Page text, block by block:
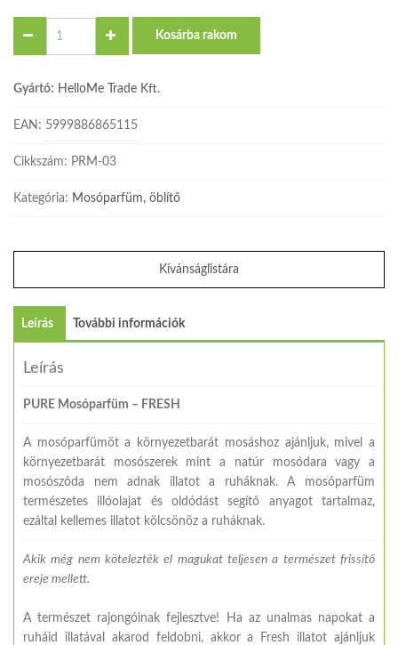
Kosárba rakom
Gyártó: HelloMe Trade Kft.
EAN: 5999886865115
Cikkszám: PRM-03
Kategória: Mosóparfüm, öblítő
Kívánságlistára
Leírás További információk
Leírás
PURE Mosóparfüm – FRESH
A mosóparfümöt a környezetbarát mosáshoz ajánljuk, mivel a
környezetbarát mosószerek mint a natúr mosódara vagy a
mosószóda nem adnak illatot a ruháknak. A mosóparfüm
természetes illóolajat és oldódást segítő anyagot tartalmaz,
ezáltal kellemes illatot kölcsönöz a ruháknak.
Akik még nem kötelezték el magukat teljesen a természet frissítő
ereje mellett.
A természet rajongóinak fejlesztve! Ha az unalmas napokat a
ruháid illatával akarod feldobni, akkor a Fresh illatot ajánljuk